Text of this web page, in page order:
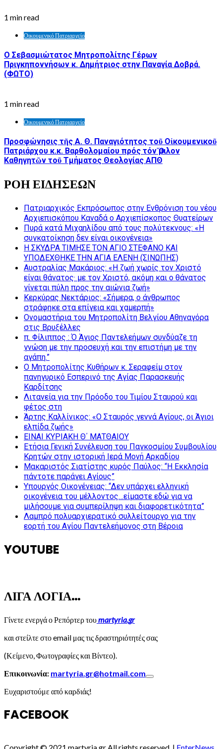
1 min read
Οικουμενικό Πατριαρχείο
Ο Σεβασμιώτατος Μητροπολίτης Γέρων
Πριγκηποννήσων κ. Δημήτριος στην Παναγία Δοβρά.
(ΦΩΤΟ)
1 min read
Οικουμενικό Πατριαρχείο
Προσφώνησις τῆς Α. Θ. Παναγιότητος τοῦ Οἰκουμενικοῦ
Πατριάρχου κ.κ. Βαρθολομαίου πρός τόν Ὅμιλον
Καθηγητῶν τοῦ Τμήματος Θεολογίας ΑΠΘ
ΡΟΗ ΕΙΔΗΣΕΩΝ
Πατριαρχικός Εκπρόσωπος στην Ενθρόνιση του νέου
Αρχιεπισκόπου Καναδά ο Αρχιεπίσκοπος Θυατείρων
Πυρά κατά Μιχαηλίδου από τους πολύτεκνους: «Η
συγκατοίκηση δεν είναι οικογένεια»
Η ΣΚΥΔΡΑ ΤΙΜΗΣΕ ΤΟΝ ΑΓΙΟ ΣΤΕΦΑΝΟ ΚΑΙ
ΥΠΟΔΕΧΘΗΚΕ ΤΗΝ ΑΓΙΑ ΕΛΕΝΗ (ΣΙΝΩΠΗΣ)
Αυστραλίας Μακάριος: «Η ζωή χωρίς τον Χριστό
είναι θάνατος· με τον Χριστό, ακόμη και ο θάνατος
γίνεται πύλη προς την αιώνια ζωή»
Κερκύρας Νεκτάριος: «Σήμερα, ο άνθρωπος
στράφηκε στα επίγεια και χαμερπή»
Ονομαστήρια του Μητροπολίτη Βελγίου Αθηναγόρα
στις Βρυξέλλες
π. Φίλιππος : Ό Άγιος Παντελεήμων συνδύαζε τη
γνώση με την προσευχή και την επιστήμη με την
αγάπη.”
Ο Μητροπολίτης Κυθήρων κ. Σεραφείμ στον
πανηγυρικό Εσπερινό της Αγίας Παρασκευής
Καρδίτσης
Λιτανεία για την Πρόοδο του Τιμίου Σταυρού και
φέτος στη
Άρτης Καλλίνικος: «Ο Σταυρός γεννά Αγίους, οι Άγιοι
ελπίδα ζωής»
ΕΙΝΑΙ ΚΥΡΙΑΚΗ Θ΄ ΜΑΤΘΑΙΟΥ
Ετήσια Γενική Συνέλευση του Παγκοσμίου Συμβουλίου
Κρητών στην ιστορική Ιερά Μονή Αρκαδίου
Μακαριστός Σιατίστης κυρός Παύλος: “Η Εκκλησία
πάντοτε παράγει Αγίους”
Υπουργός Οικογένειας: “Δεν υπάρχει ελληνική
οικογένεια του μέλλοντος…είμαστε εδώ για να
μιλήσουμε για συμπερίληψη και διαφορετικότητα”
Λαμπρό πολυαρχιερατικό συλλείτουργο για την
εορτή του Αγίου Παντελεήμονος στη Βέροια
YOUTUBE
ΛΙΓΑ ΛΟΓΙΑ…
Γίνετε ενεργά ο Ρεπόρτερ τουmartyria.gr
και στείλτε στο email μας τις δραστηριότητές σας
(Κείμενο, Φωτογραφίες και Βίντεο).
Επικοινωνία: martyria.gr@hotmail.com
Ευχαριστούμε από καρδιάς!
FACEBOOK